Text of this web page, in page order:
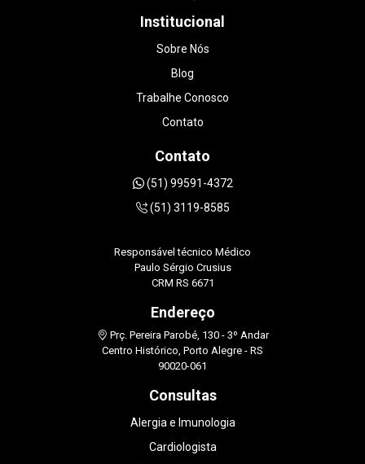
o valor foi muito mais acessível do que em
experiência que transformou um dia de puro
estresse em um momento muito especial da
minha gestação. Sem dúvidas, recomendo de
olhos fechados DOUTORA LUANA
Institucional
Sobre Nós
Blog
Trabalhe Conosco
Contato
Contato
(51) 99591-4372
(51) 3119-8585
Responsável técnico Médico
Paulo Sérgio Crusius
CRM RS 6671
Endereço
Prç. Pereira Parobé, 130 - 3º Andar
Centro Histórico, Porto Alegre - RS
90020-061
Consultas
Alergia e Imunologia
Cardiologista